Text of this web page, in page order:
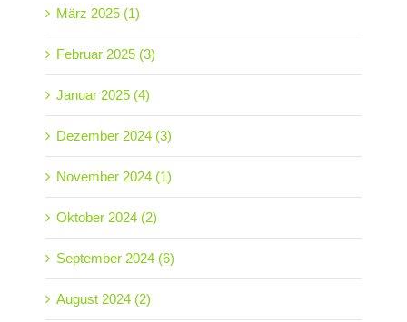
März 2025 (1)
Februar 2025 (3)
Januar 2025 (4)
Dezember 2024 (3)
November 2024 (1)
Oktober 2024 (2)
September 2024 (6)
August 2024 (2)